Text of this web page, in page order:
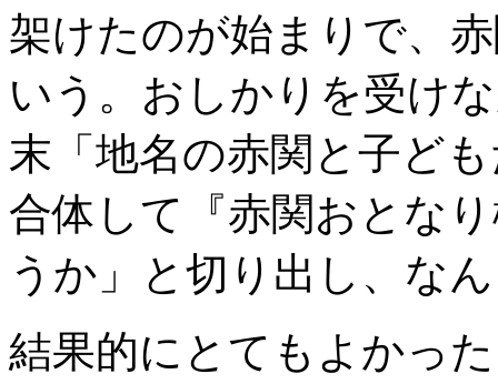
架けたのが始まりで、
いう。おしかりを受け
末「地名の赤関と子ど
合体して『赤関おとな
うか」と切り出し、な
結果的にとてもよかっ